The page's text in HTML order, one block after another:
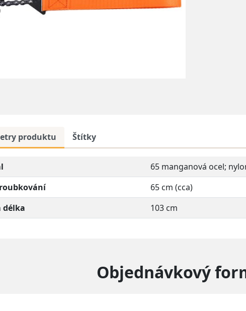
produktu Štítky
65 manganová ocel;
65 cm (cca)
délka
103 cm
Objednávkový